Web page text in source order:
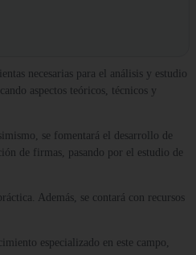
necesarias para el análisis y estudio
aspectos teóricos, técnicos y
se fomentará el desarrollo de
de firmas, pasando por el estudio de
Además, se contará con recursos
especializado en este campo,